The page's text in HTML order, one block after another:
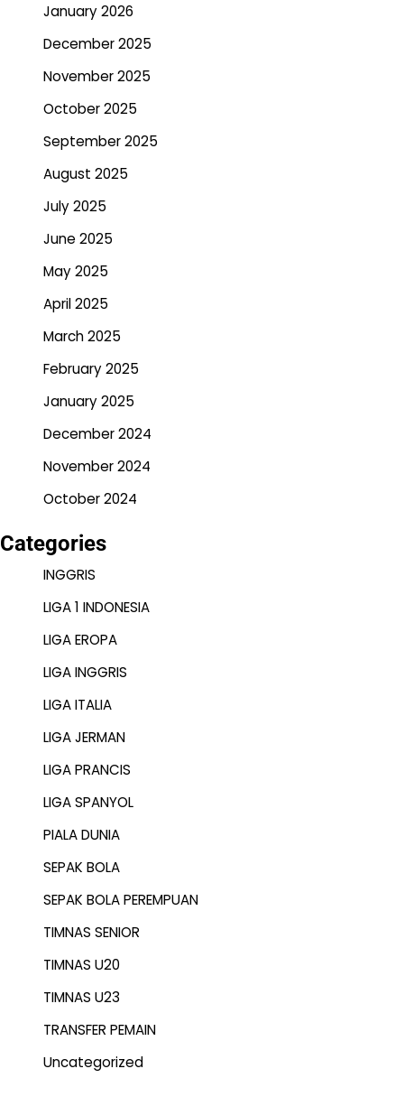
January 2026
December 2025
November 2025
October 2025
September 2025
August 2025
July 2025
June 2025
May 2025
April 2025
March 2025
February 2025
January 2025
December 2024
November 2024
October 2024
Categories
INGGRIS
LIGA 1 INDONESIA
LIGA EROPA
LIGA INGGRIS
LIGA ITALIA
LIGA JERMAN
LIGA PRANCIS
LIGA SPANYOL
PIALA DUNIA
SEPAK BOLA
SEPAK BOLA PEREMPUAN
TIMNAS SENIOR
TIMNAS U20
TIMNAS U23
TRANSFER PEMAIN
Uncategorized